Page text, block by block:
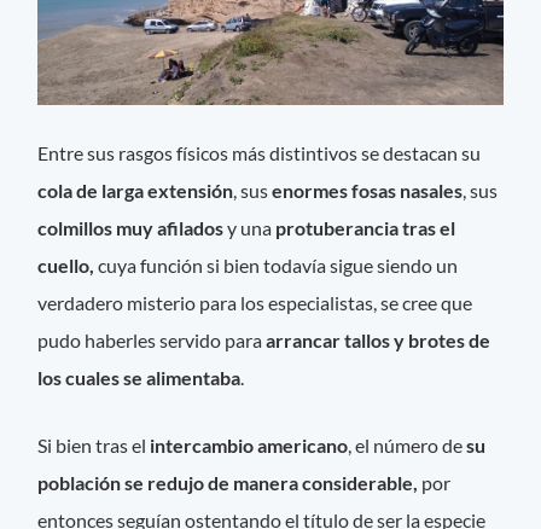
Entre sus rasgos físicos más distintivos se destacan su
cola de larga extensión, susenormes fosas nasales, sus
colmillos muy afiladosy una protuberancia tras el
cuello,cuya función si bien todavía sigue siendo un
verdadero misterio para los especialistas, se cree que
pudo haberles servido paraarrancar tallos y brotes de
los cuales se alimentaba.
Si bien tras el intercambio americano , el número desu
población se redujo de manera considerable, por
entonces seguían ostentando el título de ser la especie